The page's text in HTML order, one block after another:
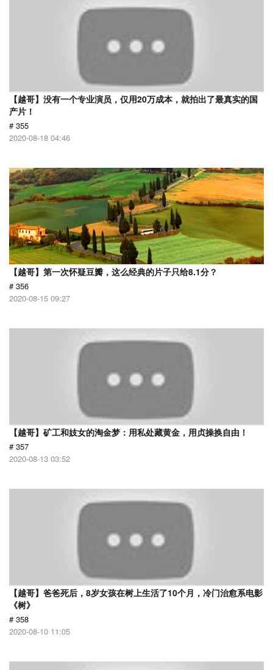
【越哥】没有一个专业演员，仅用20万成本，就拍出了最真实的国
产片！
# 355
2020-08-18 04:46
【越哥】第一次怀疑豆瓣，这么经典的片子只给8.1分？
# 356
2020-08-15 09:27
【越哥】矿工和妓女的淘金梦：用私处藏黄金，用贞操换自由！
# 357
2020-08-13 03:52
【越哥】爸爸死后，8岁女孩在树上生活了10个月，冷门治愈系电影
《树》
# 358
2020-08-10 11:05